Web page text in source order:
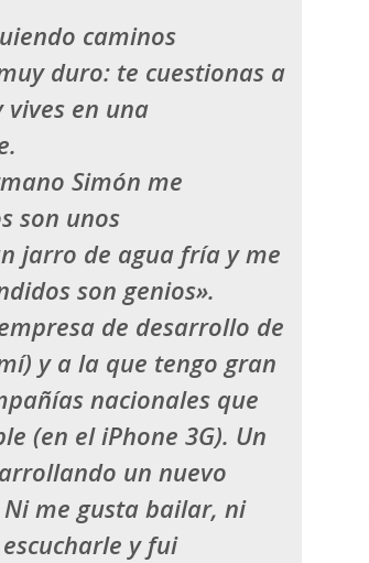
caminos
duro: te cuestionas a
en una
Simón me
son unos
jarro de agua fría y me
son genios».
de desarrollo de
y a la que tengo gran
nacionales que
(en el iPhone 3G). Un
un nuevo
me gusta bailar, ni
y fui